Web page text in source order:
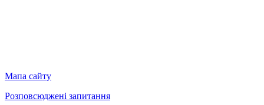
Мапа сайту
Розповсюджені запитання